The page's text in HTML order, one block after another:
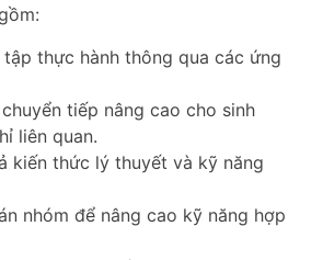
thực hành thông qua các ứng
tiếp nâng cao cho sinh
liên quan.
kiến thức lý thuyết và kỹ năng
nhóm để nâng cao kỹ năng hợp